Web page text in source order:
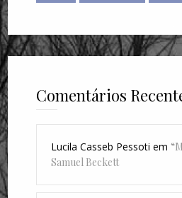
Comentários
Lucila Casseb Pessoti em
Samuel Beckett